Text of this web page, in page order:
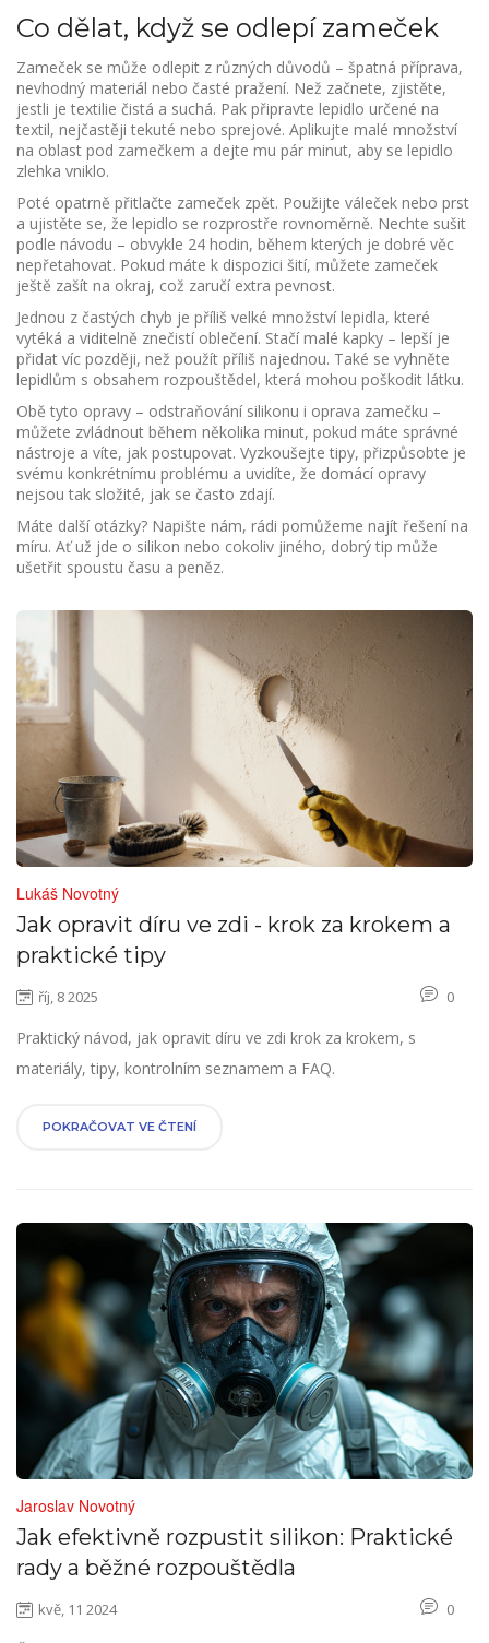
Co dělat, když se odlepí zameček
Zameček se může odlepit z různých důvodů – špatná příprava,
nevhodný materiál nebo časté pražení. Než začnete, zjistěte,
jestli je textilie čistá a suchá. Pak připravte lepidlo určené na
textil, nejčastěji tekuté nebo sprejové. Aplikujte malé množství
na oblast pod zamečkem a dejte mu pár minut, aby se lepidlo
zlehka vniklo.
Poté opatrně přitlačte zameček zpět. Použijte váleček nebo prst
a ujistěte se, že lepidlo se rozprostře rovnoměrně. Nechte sušit
podle návodu – obvykle 24 hodin, během kterých je dobré věc
nepřetahovat. Pokud máte k dispozici šití, můžete zameček
ještě zašít na okraj, což zaručí extra pevnost.
Jednou z častých chyb je příliš velké množství lepidla, které
vytéká a viditelně znečistí oblečení. Stačí malé kapky – lepší je
přidat víc později, než použít příliš najednou. Také se vyhněte
lepidlům s obsahem rozpouštědel, která mohou poškodit látku.
Obě tyto opravy – odstraňování silikonu i oprava zamečku –
můžete zvládnout během několika minut, pokud máte správné
nástroje a víte, jak postupovat. Vyzkoušejte tipy, přizpůsobte je
svému konkrétnímu problému a uvidíte, že domácí opravy
nejsou tak složité, jak se často zdají.
Máte další otázky? Napište nám, rádi pomůžeme najít řešení na
míru. Ať už jde o silikon nebo cokoliv jiného, dobrý tip může
ušetřit spoustu času a peněz.
Lukáš Novotný
Jak opravit díru ve zdi - krok za krokem a
praktické tipy
říj, 8 2025 0
Praktický návod, jak opravit díru ve zdi krok za krokem, s
materiály, tipy, kontrolním seznamem a FAQ.
POKRAČOVAT VE ČTENÍ
Jaroslav Novotný
Jak efektivně rozpustit silikon: Praktické
rady a běžné rozpouštědla
kvě, 11 2024 0